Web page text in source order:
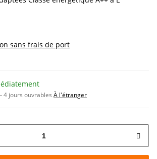
sans frais de port
4 jours ouvrables À l'étranger